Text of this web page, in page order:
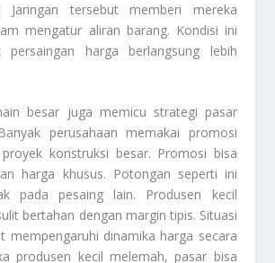
Jaringan tersebut memberi mereka
mengatur aliran barang. Kondisi ini
persaingan harga berlangsung lebih
besar juga memicu strategi pasar
perusahaan memakai promosi
konstruksi besar. Promosi bisa
harga khusus. Potongan seperti ini
pada pesaing lain. Produsen kecil
bertahan dengan margin tipis. Situasi
mempengaruhi dinamika harga secara
produsen kecil melemah, pasar bisa